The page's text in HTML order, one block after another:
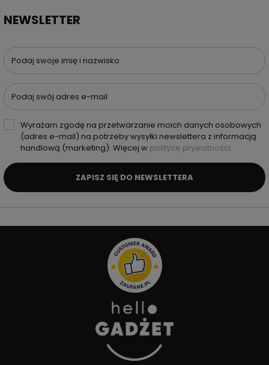
NEWSLETTER
Podaj swoje imię i nazwisko
Podaj swój adres e-mail
Wyrażam zgodę na przetwarzanie moich danych osobowych
(adres e-mail) na potrzeby wysyłki newslettera z informacją
handlową (marketing). Więcej w polityce prywatności.
ZAPISZ SIĘ DO NEWSLETTERA